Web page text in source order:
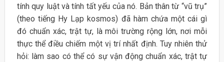
tính quy luật và tính tất yếu của nó. Bản thân từ “vũ trụ”
(theo tiếng Hy Lạp kosmos) đã hàm chứa một cái gì
đó chuẩn xác, trật tự, là môi trường rộng lớn, nơi mỗi
thực thể điều chiếm một vị trí nhất định. Tuy nhiên thử
hỏi: làm sao có thể có sự vận động chuẩn xác, trật tự